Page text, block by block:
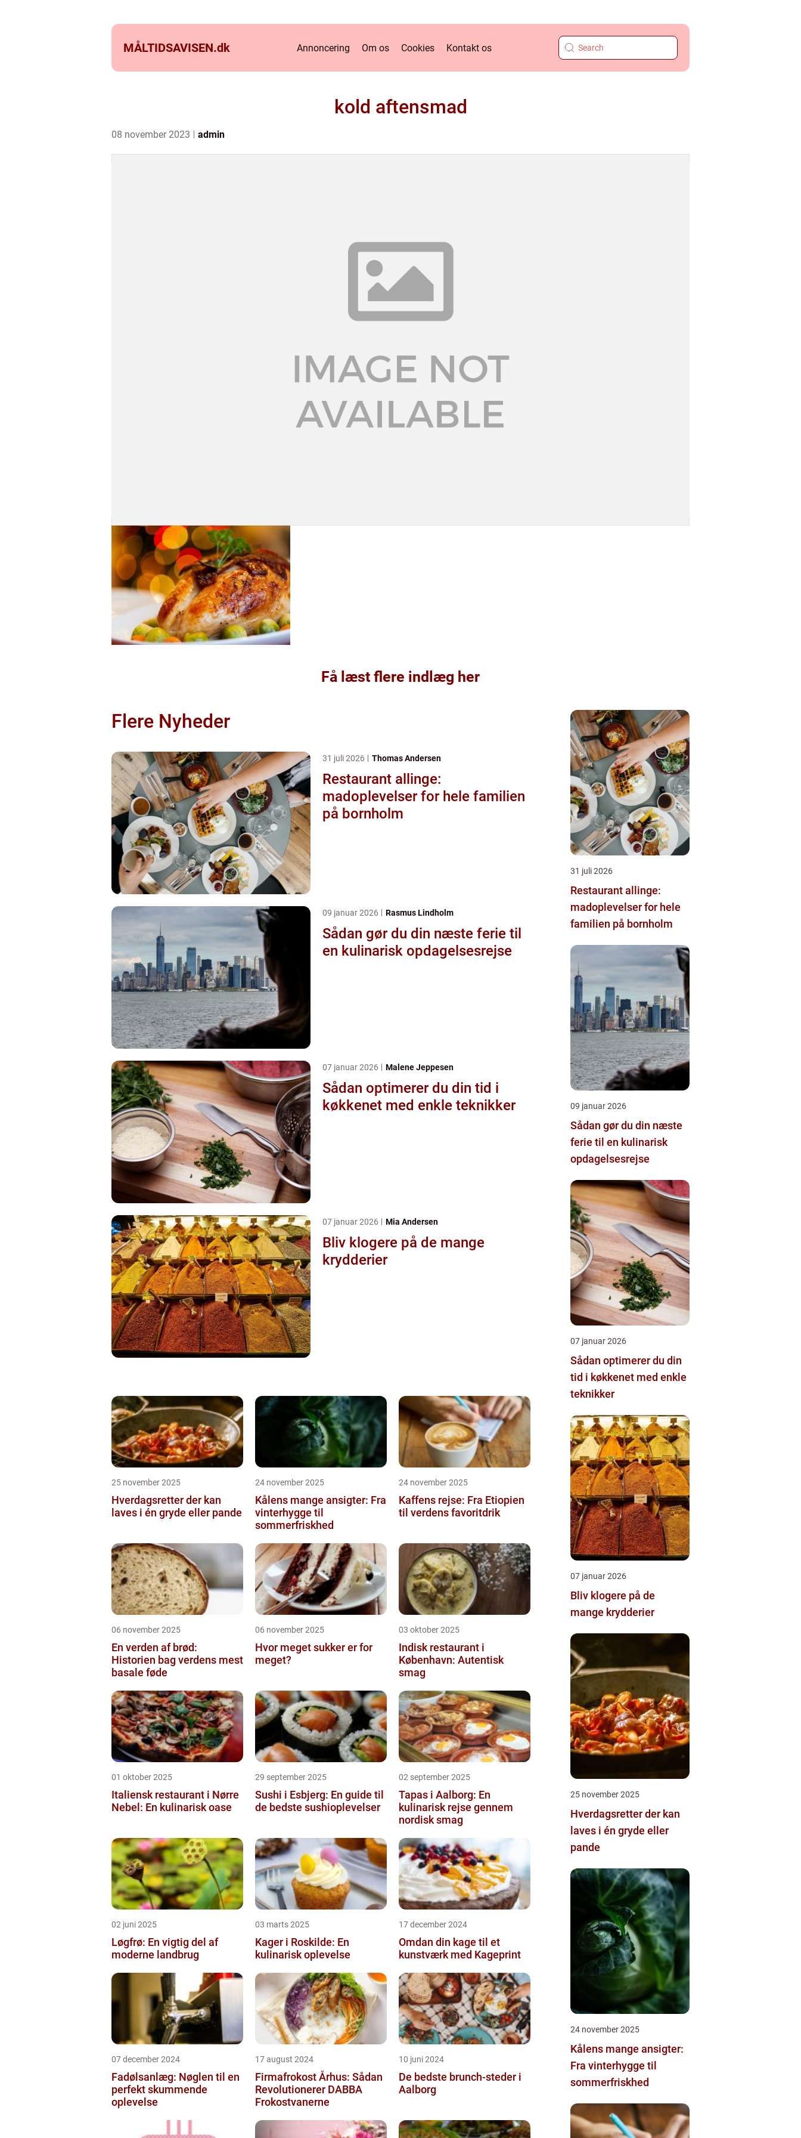
MÅLTIDSAVISEN.dk Annoncering Om os Cookies Kontakt os
kold aftensmad
08 november 2023 admin
Få læst flere indlæg her
Flere Nyheder
31 juli 2026 Thomas Andersen
Restaurant allinge:
madoplevelser for hele familien
på bornholm
09 januar 2026 Rasmus Lindholm
Sådan gør du din næste ferie til
en kulinarisk opdagelsesrejse
07 januar 2026 Malene Jeppesen
Sådan optimerer du din tid i
køkkenet med enkle teknikker
07 januar 2026 Mia Andersen
Bliv klogere på de mange
krydderier
25 november 2025
Hverdagsretter der kan
laves i én gryde eller pande
24 november 2025
Kålens mange ansigter: Fra
vinterhygge til
sommerfriskhed
24 november 2025
Kaffens rejse: Fra Etiopien
til verdens favoritdrik
06 november 2025
En verden af brød:
Historien bag verdens mest
basale føde
06 november 2025
Hvor meget sukker er for
meget?
03 oktober 2025
Indisk restaurant i
København: Autentisk
smag
01 oktober 2025
Italiensk restaurant i Nørre
Nebel: En kulinarisk oase
29 september 2025
Sushi i Esbjerg: En guide til
de bedste sushioplevelser
02 september 2025
Tapas i Aalborg: En
kulinarisk rejse gennem
nordisk smag
02 juni 2025
Løgfrø: En vigtig del af
moderne landbrug
03 marts 2025
Kager i Roskilde: En
kulinarisk oplevelse
17 december 2024
Omdan din kage til et
kunstværk med Kageprint
07 december 2024
Fadølsanlæg: Nøglen til en
perfekt skummende
oplevelse
17 august 2024
Firmafrokost Århus: Sådan
Revolutionerer DABBA
Frokostvanerne
10 juni 2024
De bedste brunch-steder i
Aalborg
31 juli 2026
Restaurant allinge:
madoplevelser for hele
familien på bornholm
09 januar 2026
Sådan gør du din næste
ferie til en kulinarisk
opdagelsesrejse
07 januar 2026
Sådan optimerer du din
tid i køkkenet med enkle
teknikker
07 januar 2026
Bliv klogere på de
mange krydderier
25 november 2025
Hverdagsretter der kan
laves i én gryde eller
pande
24 november 2025
Kålens mange ansigter:
Fra vinterhygge til
sommerfriskhed